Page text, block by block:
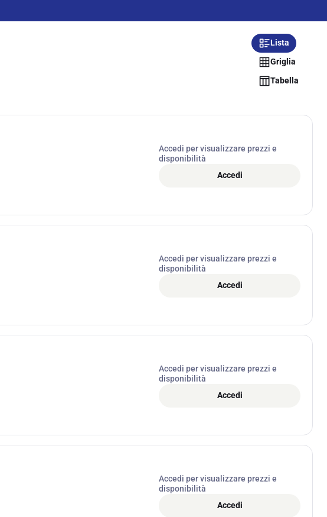
Lista
Griglia
Tabella
Accedi per visualizzare prezzi e
disponibilità
Accedi
Accedi per visualizzare prezzi e
disponibilità
Accedi
Accedi per visualizzare prezzi e
disponibilità
Accedi
Accedi per visualizzare prezzi e
disponibilità
Accedi